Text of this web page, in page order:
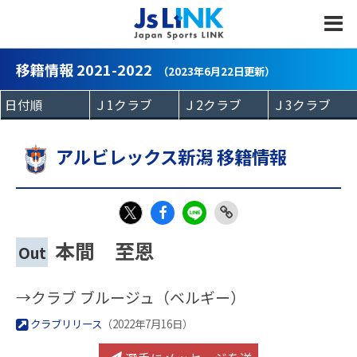
移籍情報 2021-2022 （2023年6月22日更新）
アルビレックス新潟 移籍情報
k
Out 本間 至恩
→クラブ ブルージュ（ベルギー）
クラブリリース （2022年7月16日）